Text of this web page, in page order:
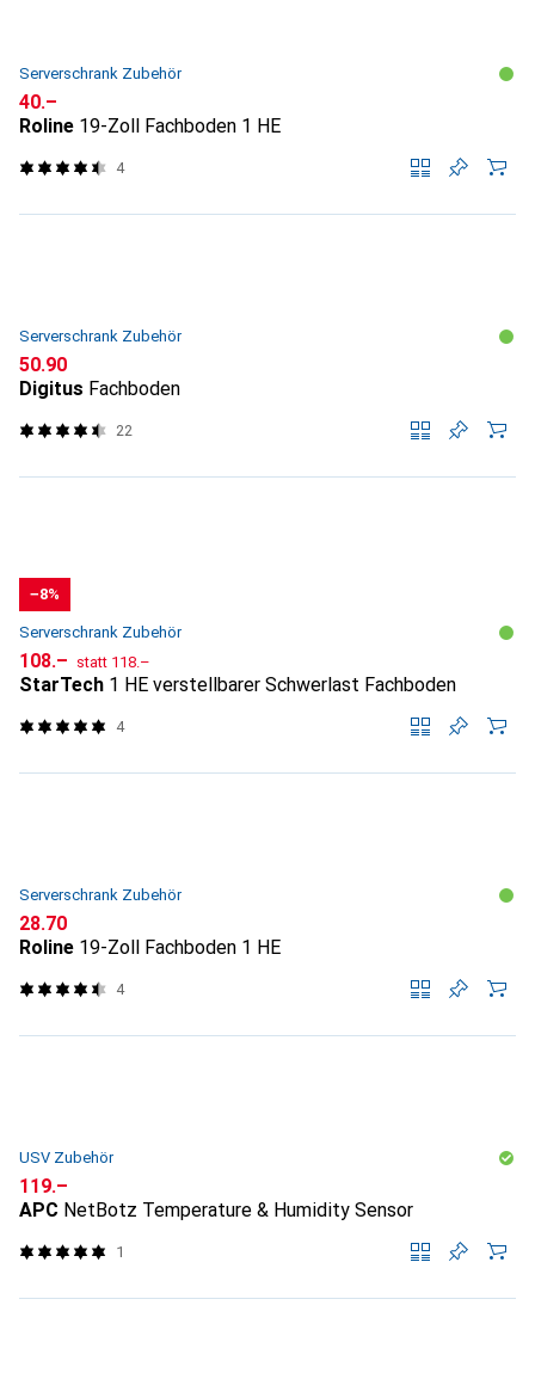
Serverschrank Zubehör
CHF
40.–
Roline 19-Zoll Fachboden 1 HE
4
Serverschrank Zubehör
CHF
50.90
Digitus Fachboden
22
−8%
Serverschrank Zubehör
CHF
108.– statt CHF
118.–
StarTech 1 HE verstellbarer Schwerlast Fachboden
4
Serverschrank Zubehör
CHF
28.70
Roline 19-Zoll Fachboden 1 HE
4
USV Zubehör
CHF
119.–
APC NetBotz Temperature & Humidity Sensor
1